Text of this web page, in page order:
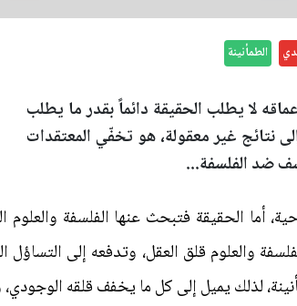
الطمأنينة
لا يطلب الحقيقة دائماً بقدر ما يطلب
نتائج غير معقولة، هو تخفّي المعتقدات
ضد الفلسفة...
أما الحقيقة فتبحث عنها الفلسفة والعلوم
والعلوم قلق العقل، وتدفعه إلى التساؤل
لذلك يميل إلى كل ما يخفف قلقه